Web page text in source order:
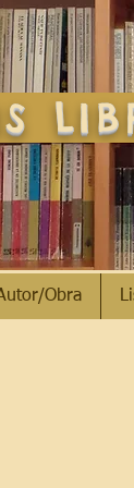
Obra